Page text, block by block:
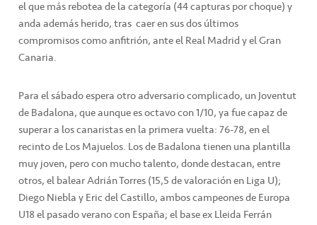
el que más rebotea de la categoría (44 capturas por choque) y
anda además herido, tras caer en sus dos últimos
compromisos como anfitrión, ante el Real Madrid y el Gran
Canaria.
Para el sábado espera otro adversario complicado, un Joventut
de Badalona, que aunque es octavo con 1/10, ya fue capaz de
superar a los canaristas en la primera vuelta: 76-78, en el
recinto de Los Majuelos. Los de Badalona tienen una plantilla
muy joven, pero con mucho talento, donde destacan, entre
otros, el balear Adrián Torres (15,5 de valoración en Liga U);
Diego Niebla y Eric del Castillo, ambos campeones de Europa
U18 el pasado verano con España; el base ex Lleida Ferrán